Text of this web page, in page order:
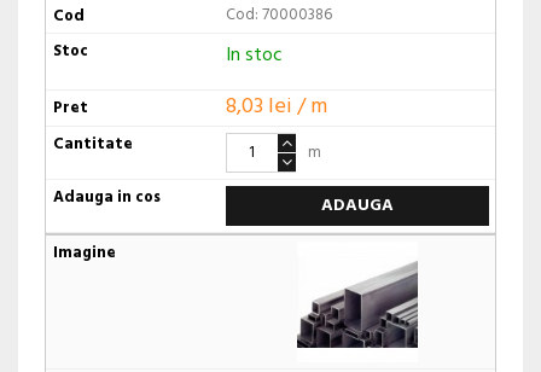
Cod: 70000386
In stoc
8,03 lei / m
m
ADAUGA